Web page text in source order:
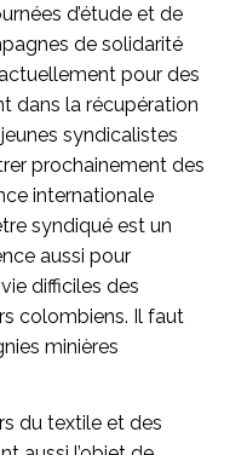
d’étude et de
de solidarité
pour des
dans la récupération
syndicalistes
prochainement des
internationale
syndiqué est un
aussi pour
difficiles des
colombiens. Il faut
minières
du textile et des